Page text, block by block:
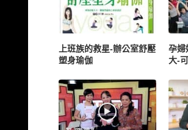
上班族的救星-辦公室舒壓
塑身瑜伽
孕婦
大-